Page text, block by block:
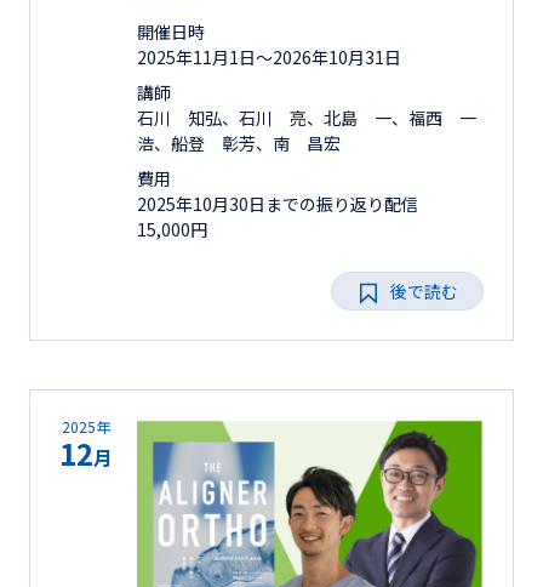
開催日時
2025年11月1日〜2026年10月31日
講師
石川 知弘、石川 亮、北島 一、福西 一
浩、船登 彰芳、南 昌宏
費用
2025年10月30日までの振り返り配信
15,000円
後で読む
2025年
12月